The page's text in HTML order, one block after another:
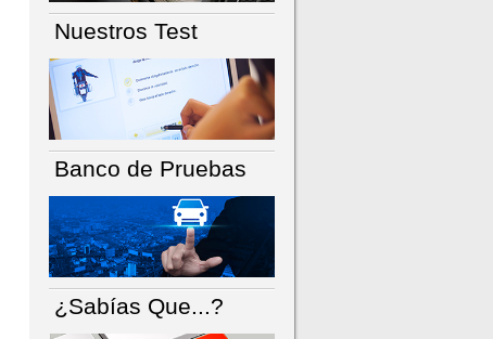
Nuestros Test
Banco de Pruebas
¿Sabías Que...?